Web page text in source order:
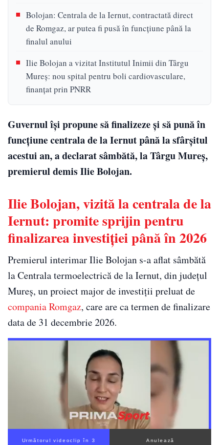
Bolojan: Centrala de la Iernut, contractată direct
de Romgaz, ar putea fi pusă în funcțiune până la
finalul anului
Ilie Bolojan a vizitat Institutul Inimii din Târgu
Mureș: nou spital pentru boli cardiovasculare,
finanțat prin PNRR
Guvernul își propune să finalizeze și să pună în
funcțiune centrala de la Iernut până la sfârșitul
acestui an, a declarat sâmbătă, la Târgu Mureș,
premierul demis Ilie Bolojan.
Ilie Bolojan, vizită la centrala de la
Iernut: promite sprijin pentru
finalizarea investiției până în 2026
Premierul interimar Ilie Bolojan s-a aflat sâmbătă
la Centrala termoelectrică de la Iernut, din județul
Mureș, un proiect major de investiții preluat de
compania Romgaz, care are ca termen de finalizare
data de 31 decembrie 2026.
Următorul videoclip în 2 Anulează